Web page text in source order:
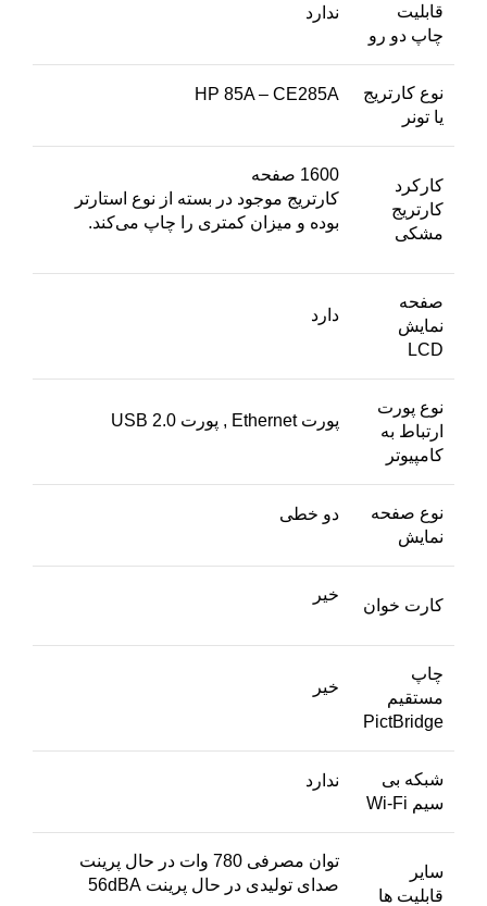
قابلیت
چاپ دو رو
ندارد
نوع کارتریج
یا تونر
HP 85A – CE285A
کارکرد
کارتریج
مشکی
1600 صفحه
کارتریج موجود در بسته از نوع استارتر
بوده و میزان کمتری را چاپ می‌کند.
صفحه
نمایش
LCD
دارد
نوع پورت
ارتباط به
کامپیوتر
پورت Ethernet , پورت USB 2.0
نوع صفحه
نمایش
دو خطی
کارت خوان
خیر
چاپ
مستقیم
PictBridge
خیر
شبکه بی
سیم Wi-Fi
ندارد
سایر
قابلیت ها
توان مصرفی 780 وات در حال پرینت
صدای تولیدی در حال پرینت 56dBA